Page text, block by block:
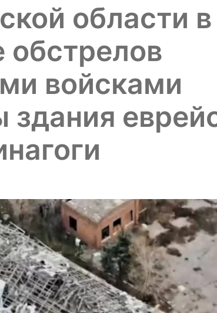
области в
обстрелов
войсками